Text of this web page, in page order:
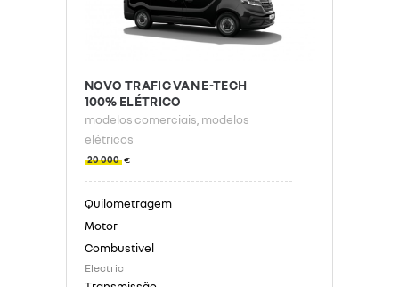
NOVO TRAFIC VAN E-TECH
100% ELÉTRICO
modelos comerciais, modelos
elétricos
20 000 €
Electric